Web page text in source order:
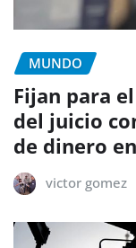
MUNDO
Fijan para
del juicio
de dinero en
victor gomez